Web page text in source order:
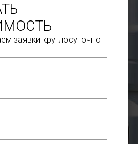
заявки круглосуточно